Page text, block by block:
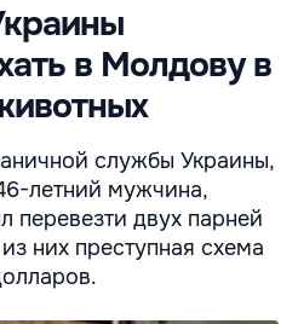
в Молдову в
службы Украины,
летний мужчина,
перевезти двух парней
них преступная схема